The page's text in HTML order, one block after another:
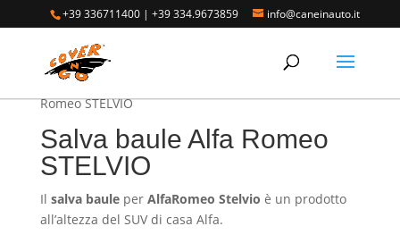
+39 336711400 |+39 334.9673859 info@caneinauto.it
Home/SALVA BAULE - Vasca Telo Copribaule
Auto/SALVA BAULE ALFA ROMEO
Romeo STELVIO
Salva baule Alfa Romeo
STELVIO
Il salva bauleper AlfaRomeo Stelvio è un prodotto
all’altezza del SUV di casa Alfa.